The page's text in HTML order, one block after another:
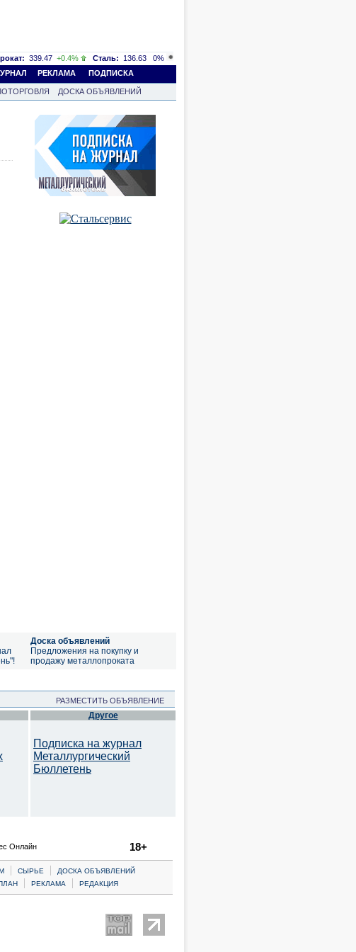
339.47 +0.4% Сталь: 136.63
0%
РЕКЛАМА ПОДПИСКА
ДОСКА ОБЪЯВЛЕНИЙ
Доска объявлений
Предложения на покупку и
продажу металлопроката
РАЗМЕСТИТЬ ОБЪЯВЛЕНИЕ
Другое
Подписка на журнал
Металлургический
Бюллетень
Онлайн 18+
| CЫРЬЕ |
ДОСКА ОБЪЯВЛЕНИЙ
| РЕКЛАМА | РЕДАКЦИЯ